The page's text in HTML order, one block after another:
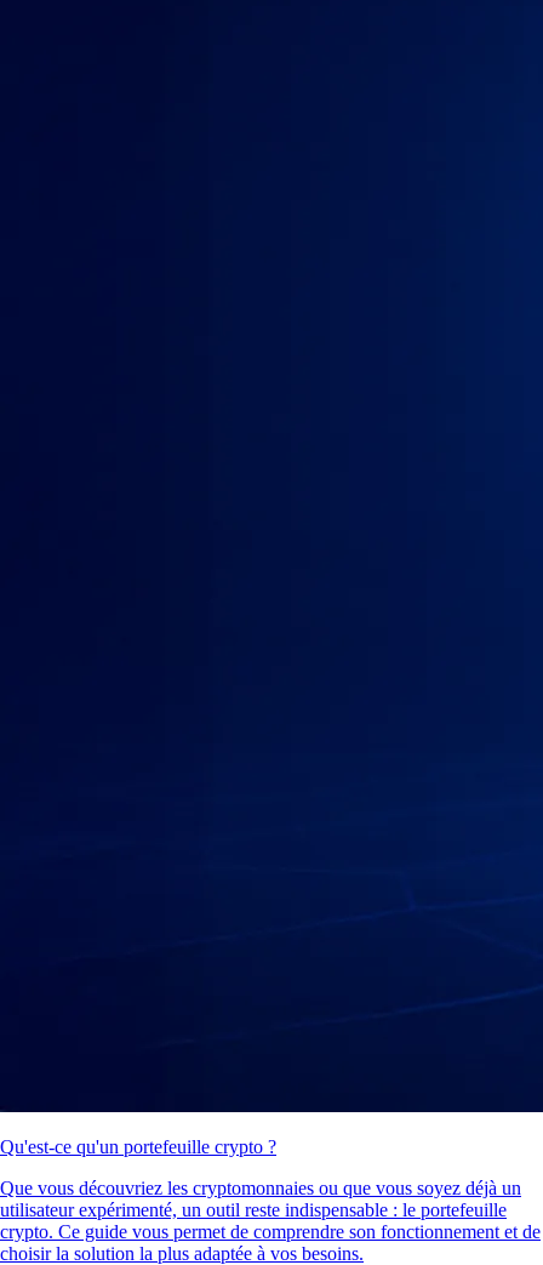
Qu'est-ce qu'un portefeuille crypto ?
Que vous découvriez les cryptomonnaies ou que vous soyez déjà un
utilisateur expérimenté, un outil reste indispensable : le portefeuille
crypto. Ce guide vous permet de comprendre son fonctionnement et de
choisir la solution la plus adaptée à vos besoins.